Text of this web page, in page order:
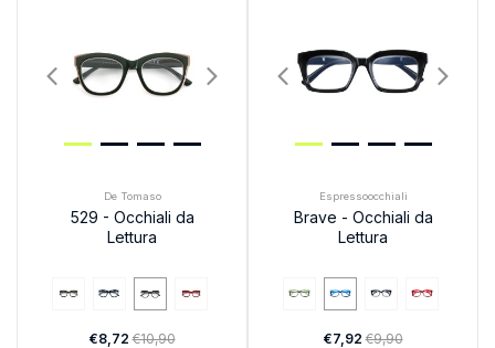
De Tomaso
529 - Occhiali da
Lettura
€8,72€10,90
Espressoocchiali
Brave - Occhiali da
Lettura
€7,92€9,90